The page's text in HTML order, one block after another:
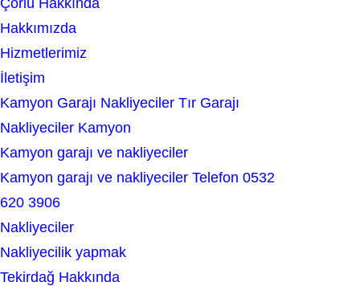
c
h
Çorlu Hakkında
Hakkımızda
Hizmetlerimiz
İletişim
Kamyon Garajı Nakliyeciler Tır Garajı
Nakliyeciler Kamyon
Kamyon garajı ve nakliyeciler
Kamyon garajı ve nakliyeciler Telefon 0532
620 3906
Nakliyeciler
Nakliyecilik yapmak
Tekirdağ Hakkında